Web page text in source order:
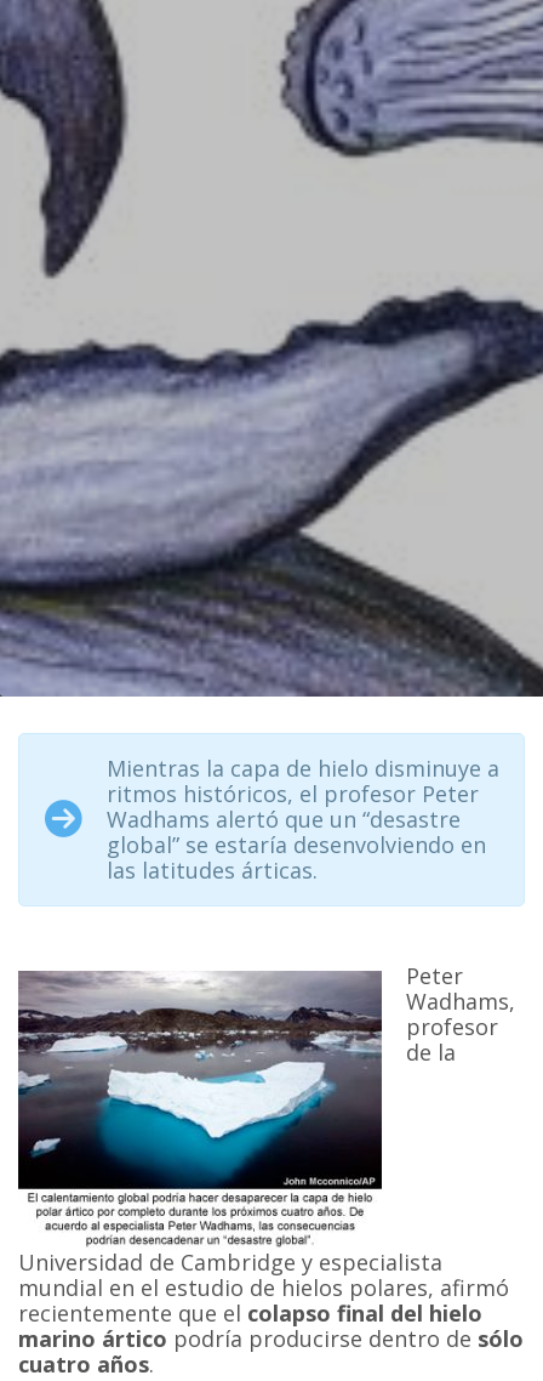
Mientras la capa de hielo disminuye a
ritmos históricos, el profesor Peter
Wadhams alertó que un “desastre
global” se estaría desenvolviendo en
las latitudes árticas.
Peter
Wadhams,
profesor
de la
Universidad de Cambridge y especialista
mundial en el estudio de hielos polares, afirmó
recientemente que el colapso final del hielo
marino ártico podría producirse dentro de sólo
cuatro años.